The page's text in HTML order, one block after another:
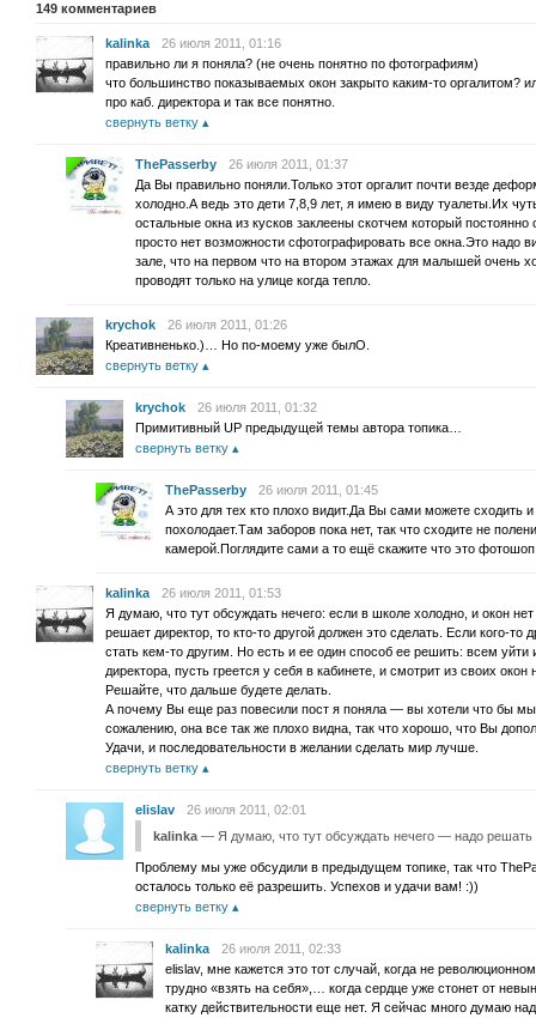
149 комментариев
kalinka
26 июля 2011, 01:16
правильно ли я поняла? (не очень понятно по фотографиям)
что большинство показываемых окон закрыто каким-то оргалитом?
про каб. директора и так все понятно.
свернуть ветку
ThePasserby
26 июля 2011, 01:37
Да Вы правильно поняли.Только этот оргалит почти везде
холодно.А ведь это дети 7,8,9 лет, я имею в виду туалеты.Их
остальные окна из кусков заклеены скотчем который
просто нет возможности сфотографировать все окна.Это надо
зале, что на первом что на втором этажах для малышей очень
проводят только на улице когда тепло.
krychok
26 июля 2011, 01:26
Креативненько.)… Но по-моему уже былО.
свернуть ветку
krychok
26 июля 2011, 01:32
Примитивный UP предыдущей темы автора топика…
свернуть ветку
ThePasserby
26 июля 2011, 01:45
А это для тех кто плохо видит.Да Вы сами можете сходить
похолодает.Там заборов пока нет, так что сходите не
камерой.Поглядите сами а то ещё скажите что это
kalinka
26 июля 2011, 01:53
Я думаю, что тут обсуждать нечего: если в школе холодно, и окон
решает директор, то кто-то другой должен это сделать. Если кого-то
стать кем-то другим. Но есть и ее один способ ее решить: всем уйти
директора, пусть греется у себя в кабинете, и смотрит из своих окон
Решайте, что дальше будете делать.
А почему Вы еще раз повесили пост я поняла — вы хотели что бы
сожалению, она все так же плохо видна, так что хорошо, что Вы
Удачи, и последовательности в желании сделать мир лучше.
свернуть ветку
elislav
26 июля 2011, 02:01
kalinka — Я думаю, что тут обсуждать нечего — надо решать
Проблему мы уже обсудили в предыдущем топике, так что
осталось только её разрешить. Успехов и удачи вам! :))
свернуть ветку
kalinka
26 июля 2011, 02:33
elislav, мне кажется это тот случай, когда не
трудно «взять на себя»,… когда сердце уже стонет от
катку действительности еще нет. Я сейчас много думаю